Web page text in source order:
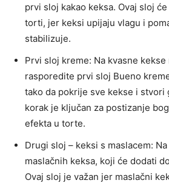
prvi sloj kakao keksa. Ovaj sloj
torti, jer keksi upijaju vlagu i
stabilizuje.
Prvi sloj kreme: Na kvasne
rasporedite prvi sloj Bueno
tako da pokrije sve kekse i stvori
korak je ključan za postizanje
efekta u torte.
Drugi sloj – keksi s maslacem:
maslačnih keksa, koji će dodati
Ovaj sloj je važan jer maslačni